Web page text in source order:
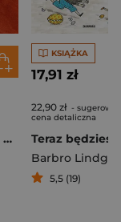
Mru Mru i kropla deszczu
KSIĄŻKA
17,91 zł
22,90 zł -
cena detaliczna
Barbro
5,5 (19)